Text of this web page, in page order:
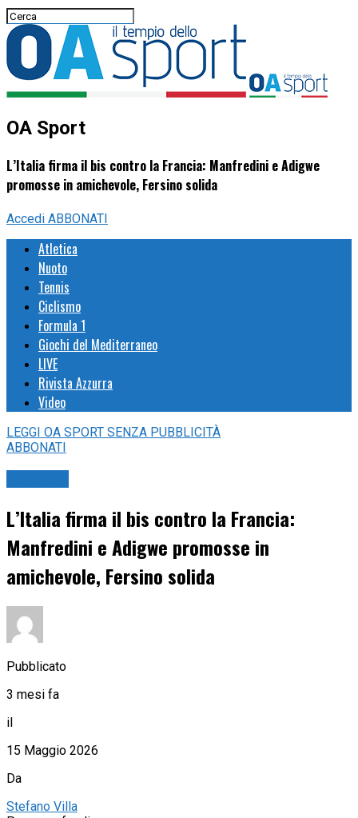
OA Sport
L’Italia firma il bis contro la Francia: Manfredini e Adigwe
promosse in amichevole, Fersino solida
Accedi ABBONATI
Atletica
Nuoto
Tennis
Ciclismo
Formula 1
Giochi del Mediterraneo
LIVE
Rivista Azzurra
Video
LEGGI OA SPORT SENZA PUBBLICITÀ
ABBONATI
L’Italia firma il bis contro la Francia:
Manfredini e Adigwe promosse in
amichevole, Fersino solida
Pubblicato
3 mesi fa
il
15 Maggio 2026
Da
Stefano Villa